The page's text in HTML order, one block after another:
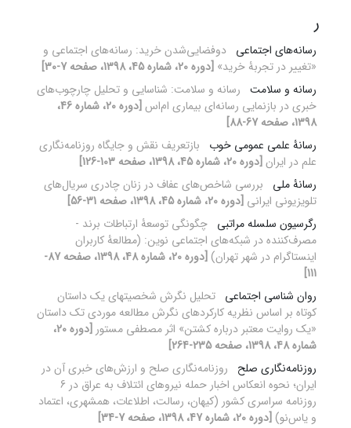
ر
رسانه‌های اجتماعی
دوفضایی‌شدن خرید: رسانه‌های اجتماعی و
«تغییر در تجربۀ خرید» [دوره 20، شماره 45، 1398، صفحه 7-30]
رسانه و سلامت رسانه و سلامت: شناسایی و تحلیل چارچوب‌های
خبری در بازنمایی رسانه‌ای بیماری ام‌اس
[دوره 20، شماره 46،
1398، صفحه 67-88]
رسانۀ علمی عمومی خوب
بازتعریف نقش و جایگاه روزنامه‌نگاری
علم در ایران [دوره 20، شماره 45، 1398، صفحه 103-126]
رسانۀ ملی
بررسی شاخص‌های عفاف در زنان چادری سریال‌های
تلویزیونی ایرانی [دوره 20، شماره 45، 1398، صفحه 31-56]
رگرسیون سلسله مراتبی چگونگی توسعۀ ارتباطات برند -
مصرف‌کننده در شبکه‌های اجتماعی نوین: (مطالعۀ کاربران
اینستاگرام در شهر تهران)
[دوره 20، شماره 48، 1398، صفحه 87-
111]
روان شناسی اجتماعی
تحلیل نگرش شخصیت‎های یک داستان
کوتاه بر اساس نظریه کارکردهای نگرش مطالعه موردی تک داستان
«یک روایت معتبر درباره‏ کشتن» اثر مصطفی مستور
[دوره 20،
شماره 48، 1398، صفحه 235-264]
روزنامه‌نگاری صلح
روزنامه‌نگاری صلح و ارزش‌های خبری آن در
ایران؛ نحوه انعکاس اخبار حمله نیروهای ائتلاف به عراق در 6
روزنامه سراسری کشور (کیهان، رسالت، اطلاعات، همشهری، اعتماد
و یاس‌نو) [دوره 20، شماره 47، 1398، صفحه 7-34]